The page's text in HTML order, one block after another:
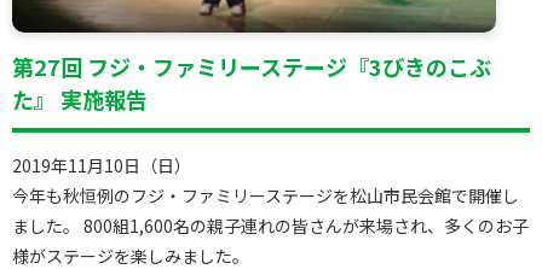
第27回 フジ・ファミリーステージ『3びきのこぶ
た』 実施報告
2019年11月10日（日）
今年も秋恒例のフジ・ファミリーステージを松山市民会館で開催し
ました。 800組1,600名の親子連れの皆さんが来場され、多くのお子
様がステージを楽しみました。